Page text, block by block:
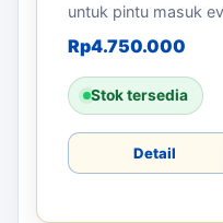
untuk pintu masuk
Rp4.750.000
Stok tersedia
Detail